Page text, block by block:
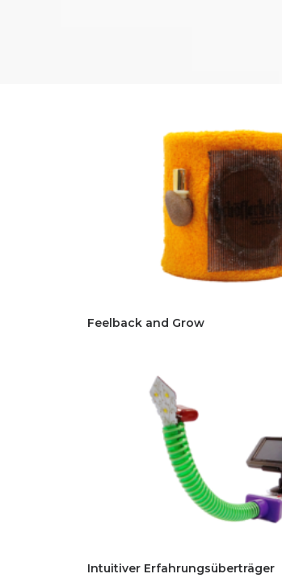
Feelback and Grow
Intuitiver Erfahrungsüberträger